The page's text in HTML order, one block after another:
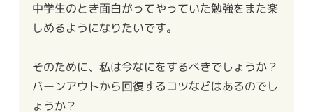
中学生のとき面白がってやっていた勉強をまた楽
しめるようになりたいです。
そのために、私は今なにをするべきでしょうか？
バーンアウトから回復するコツなどはあるのでし
ょうか？